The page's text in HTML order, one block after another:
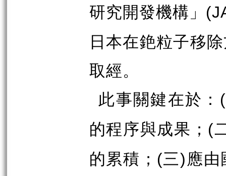
研究開發機構」
日本在銫粒子移
取經。
此事關鍵在於： (
的程序與成果； (
的累積； (三)應